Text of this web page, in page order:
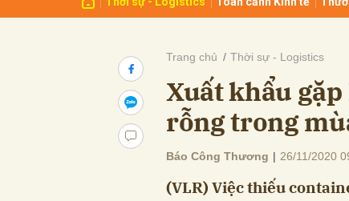
Trang chủ Thời sự - Logistics
Xuất khẩu
rỗng trong
Báo Công Thương | 26/11/2020
(VLR) Việc thiếu